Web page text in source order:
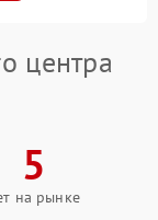
центра
5
на рынке